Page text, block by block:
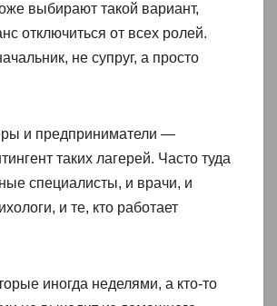
выбирают такой вариант,
отключиться от всех ролей.
не супруг, а просто
и предприниматели —
таких лагерей. Часто туда
специалисты, и врачи, и
и те, кто работает
иногда неделями, а кто-то